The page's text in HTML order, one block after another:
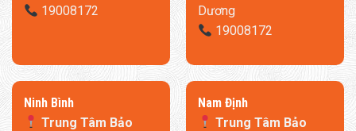
19008172
Dương
19008172
Ninh Bình
Trung Tâm Bảo
​Nam Định
Trung Tâm Bảo